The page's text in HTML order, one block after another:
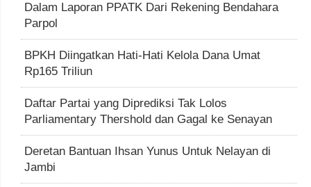
Dalam Laporan PPATK Dari Rekening Bendahara
Parpol
BPKH Diingatkan Hati-Hati Kelola Dana Umat
Rp165 Triliun
Daftar Partai yang Diprediksi Tak Lolos
Parliamentary Thershold dan Gagal ke Senayan
Deretan Bantuan Ihsan Yunus Untuk Nelayan di
Jambi